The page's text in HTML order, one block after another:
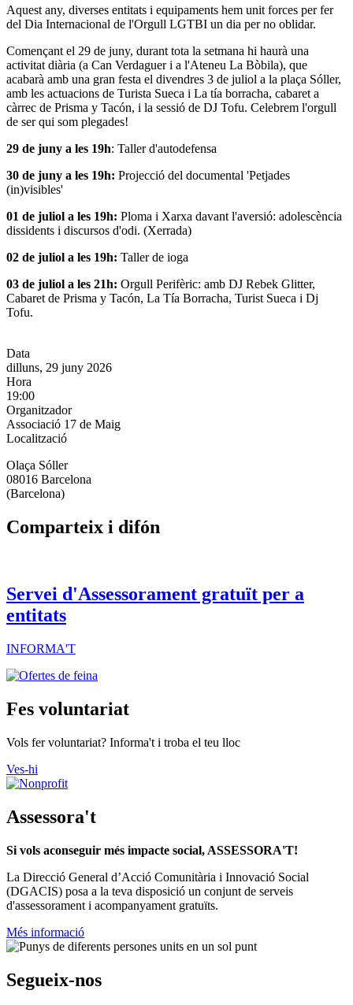
l'esdeveniment:
Aquest any, diverses entitats i equipaments hem unit forces per fer
del Dia Internacional de l'Orgull LGTBI un dia per no oblidar.
Començant el 29 de juny, durant tota la setmana hi haurà una
activitat diària (a Can Verdaguer i a l'Ateneu La Bòbila), que
acabarà amb una gran festa el divendres 3 de juliol a la plaça Sóller,
amb les actuacions de Turista Sueca i La tía borracha, cabaret a
càrrec de Prisma y Tacón, i la sessió de DJ Tofu. Celebrem l'orgull
de ser qui som plegades!
29 de juny a les 19h: Taller d'autodefensa
30 de juny a les 19h: Projecció del documental 'Petjades
(in)visibles'
01 de juliol a les 19h: Ploma i Xarxa davant l'aversió: adolescència
dissidents i discursos d'odi. (Xerrada)
02 de juliol a les 19h: Taller de ioga
03 de juliol a les 21h: Orgull Perifèric: amb DJ Rebek Glitter,
Cabaret de Prisma y Tacón, La Tía Borracha, Turist Sueca i Dj
Tofu.
Data
dilluns, 29 juny 2026
Hora
19:00
Organitzador
Associació 17 de Maig
Localització
Olaça Sóller
08016 Barcelona
(Barcelona)
Comparteix i difón
Servei d'Assessorament gratuït per a
entitats
INFORMA'T
Fes voluntariat
Vols fer voluntariat? Informa't i troba el teu lloc
Ves-hi
Assessora't
Si vols aconseguir més impacte social, ASSESSORA'T!
La Direcció General d’Acció Comunitària i Innovació Social
(DGACIS) posa a la teva disposició un conjunt de serveis
d'assessorament i acompanyament gratuïts.
Més informació
Segueix-nos